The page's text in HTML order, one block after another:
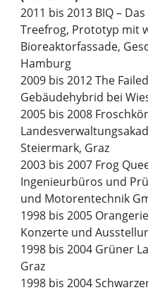
2011 bis 2013 BIQ –
Treefrog, Prototyp mit
Bioreaktorfassade,
Hamburg
2009 bis 2012 The
Gebäudehybrid bei
2005 bis 2008
Steiermark, Graz
2003 bis 2007 Frog
Ingenieurbüros und
und Motorentechnik
1998 bis 2005
Konzerte und
1998 bis 2004 Grüner
Graz
1998 bis 2004